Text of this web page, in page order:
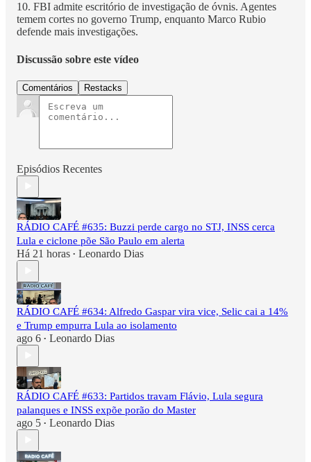
10. FBI admite escritório de investigação de óvnis. Agentes
temem cortes no governo Trump, enquanto Marco Rubio
defende mais investigações.
Discussão sobre este vídeo
Comentários Restacks
Episódios Recentes
RÁDIO CAFÉ #635: Buzzi perde cargo no STJ, INSS cerca
Lula e ciclone põe São Paulo em alerta
Há 21 horas • Leonardo Dias
RÁDIO CAFÉ #634: Alfredo Gaspar vira vice, Selic cai a 14%
e Trump empurra Lula ao isolamento
ago 6 • Leonardo Dias
RÁDIO CAFÉ #633: Partidos travam Flávio, Lula segura
palanques e INSS expõe porão do Master
ago 5 • Leonardo Dias